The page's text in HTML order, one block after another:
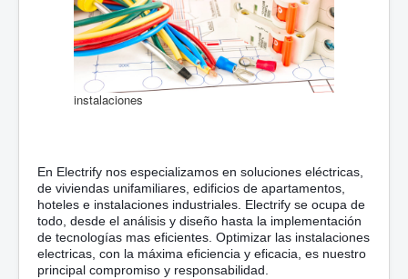
instalaciones
En Electrify nos especializamos en soluciones eléctricas,
de viviendas unifamiliares, edificios de apartamentos,
hoteles e instalaciones industriales. Electrify se ocupa de
todo, desde el análisis y diseño hasta la implementación
de tecnologías mas eficientes. Optimizar las instalaciones
electricas, con la máxima eficiencia y eficacia, es nuestro
principal compromiso y responsabilidad.